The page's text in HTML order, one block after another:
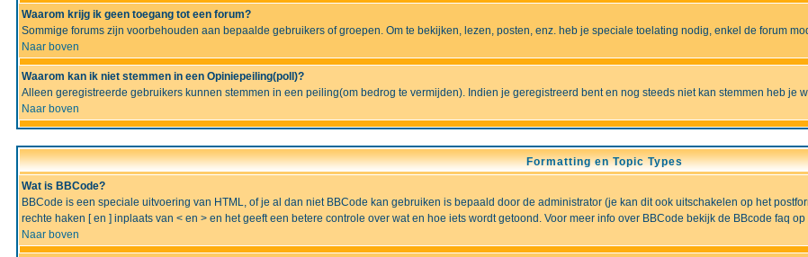
Waarom krijg ik geen toegang tot een forum?
Sommige forums zijn voorbehouden aan bepaalde gebruikers of groepen. Om te bekijken, lezen, posten, enz. heb je speciale toelating nodig, enkel de forum
Naar boven
Waarom kan ik niet stemmen in een Opiniepeiling(poll)?
Alleen geregistreerde gebruikers kunnen stemmen in een peiling(om bedrog te vermijden). Indien je geregistreerd bent en nog steeds niet kan stemmen heb je
Naar boven
Formatting en Topic Types
Wat is BBCode?
BBCode is een speciale uitvoering van HTML, of je al dan niet BBCode kan gebruiken is bepaald door de administrator (je kan dit ook uitschakelen op het
rechte haken [ en ] inplaats van < en > en het geeft een betere controle over wat en hoe iets wordt getoond. Voor meer info over BBCode bekijk de BBcode faq
Naar boven